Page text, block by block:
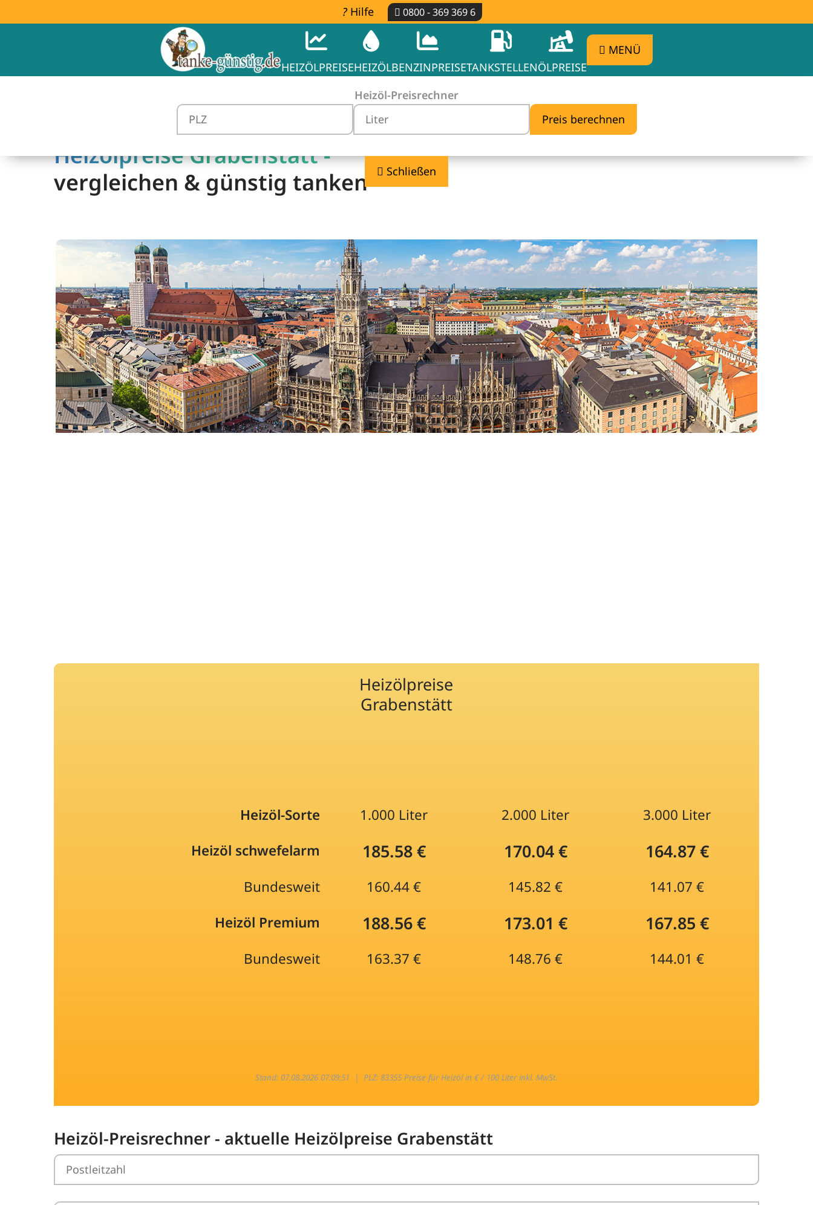
Hilfe 0800 - 369 369 6
HEIZÖLPREISEHEIZÖLBENZINPREISETANKSTELLENÖLPREISE
MENÜ
Heizöl-Preisrechner
Schließen
Heizölpreise Grabenstätt -
vergleichen & günstig tanken
Heizölpreise
Grabenstätt
Heizöl-Sorte 1.000 Liter 2.000 Liter
3.000 Liter
Heizöl schwefelarm
185.58 € 170.04 € 164.87 €
Bundesweit 160.44 € 145.82 €
141.07 €
Heizöl Premium
188.56 € 173.01 € 167.85 €
Bundesweit 163.37 € 148.76 € 144.01 €
Stand: 07.08.2026 07:09:51 |PLZ: 83355 Preise für Heizöl in € / 100 Liter inkl. MwSt.
Heizöl-Preisrechner - aktuelle Heizölpreise Grabenstätt